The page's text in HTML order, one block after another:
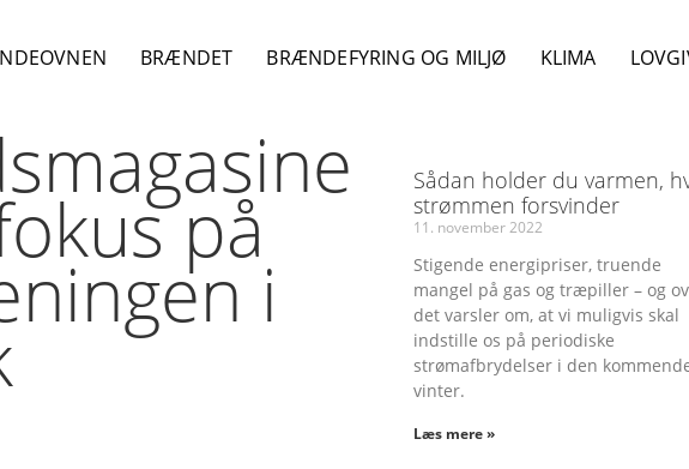
BRÆNDET BRÆNDEFYRING OG MILJØ KLIMA
på
i
Sådan holder du varmen,
strømmen forsvinder
11. november 2022
Stigende energipriser, truende
mangel på gas og træpiller – og
det varsler om, at vi muligvis skal
indstille os på periodiske
strømafbrydelser i den
vinter.
Læs mere »